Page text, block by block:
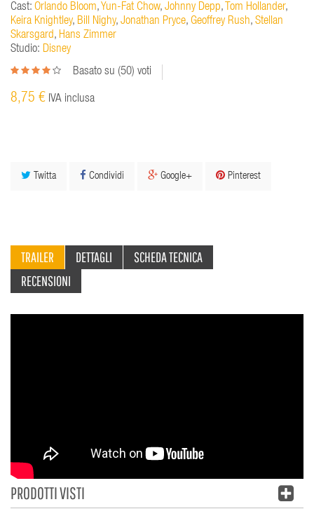
Cast: Orlando Bloom, Yun-Fat Chow, Johnny Depp, Tom Hollander,
Keira Knightley, Bill Nighy, Jonathan Pryce, Geoffrey Rush, Stellan
Skarsgard, Hans Zimmer
Studio: Disney
Basato su (50) voti
8,75 € IVA inclusa
Twitta Condividi Google+ Pinterest
TRAILER DETTAGLI
SCHEDA TECNICA
RECENSIONI
PRODOTTI VISTI